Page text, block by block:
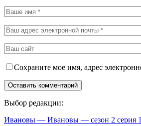
Сохраните мое имя, адрес
Выбор редакции:
Ивановы — Ивановы — сезон 2